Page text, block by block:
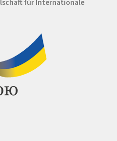
für Internationale